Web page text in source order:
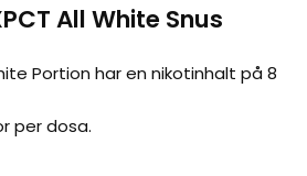
All White Snus
Portion har en nikotinhalt på 8
per dosa.